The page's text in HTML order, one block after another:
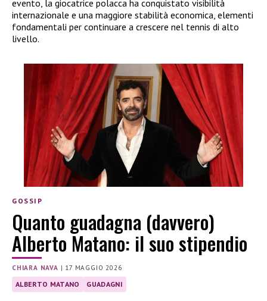
evento, la giocatrice polacca ha conquistato visibilità
internazionale e una maggiore stabilità economica, elementi
fondamentali per continuare a crescere nel tennis di alto
livello.
GOSSIP
Quanto guadagna (davvero)
Alberto Matano: il suo stipendio
CHIARA NAVA | 17 MAGGIO 2026
ALBERTO MATANO GUADAGNI